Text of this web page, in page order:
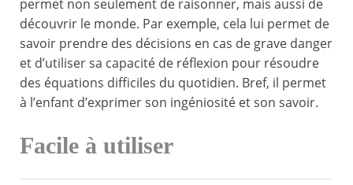
permet non seulement de raisonner, mais aussi de
découvrir le monde. Par exemple, cela lui permet de
savoir prendre des décisions en cas de grave danger
et d’utiliser sa capacité de réflexion pour résoudre
des équations difficiles du quotidien. Bref, il permet
à l’enfant d’exprimer son ingéniosité et son savoir.
Facile à utiliser